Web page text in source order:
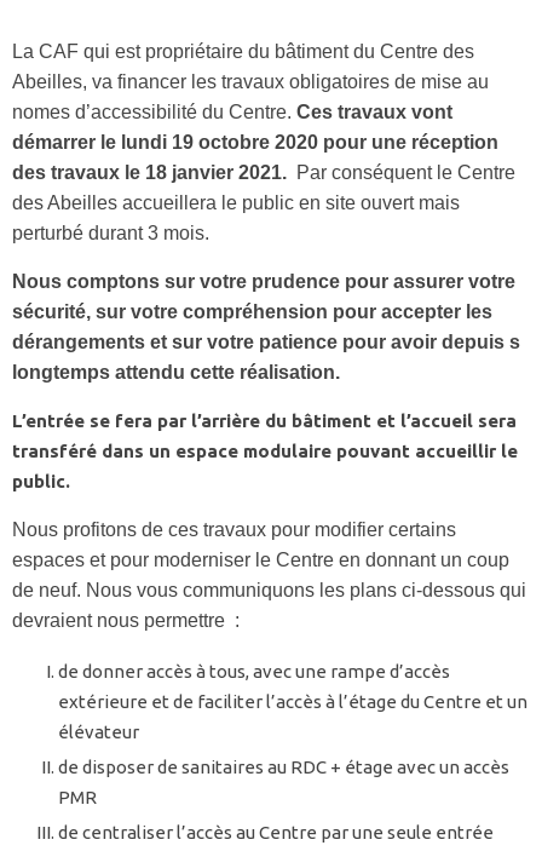
La CAF qui est propriétaire du bâtiment du Centre des
Abeilles, va financer les travaux obligatoires de mise au
nomes d’accessibilité du Centre. Ces travaux vont
démarrer le lundi 19 octobre 2020 pour une réception
des travaux le 18 janvier 2021. Par conséquent le Centre
des Abeilles accueillera le public en site ouvert mais
perturbé durant 3 mois.
Nous comptons sur votre prudence pour assurer votre
sécurité, sur votre compréhension pour accepter les
dérangements et sur votre patience pour avoir depuis s
longtemps attendu cette réalisation.
L’entrée se fera par l’arrière du bâtiment et l’accueil sera
transféré dans un espace modulaire pouvant accueillir le
public.
Nous profitons de ces travaux pour modifier certains
espaces et pour moderniser le Centre en donnant un coup
de neuf. Nous vous communiquons les plans ci-dessous qui
devraient nous permettre :
de donner accès à tous, avec une rampe d’accès
extérieure et de faciliter l’accès à l’étage du Centre et un
élévateur
de disposer de sanitaires au RDC + étage avec un accès
PMR
de centraliser l’accès au Centre par une seule entrée